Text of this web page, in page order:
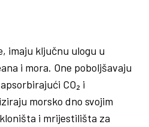
imaju ključnu ulogu u
i mora. One poboljšavaju
CO₂ i
morsko dno svojim
i mrijestilišta za